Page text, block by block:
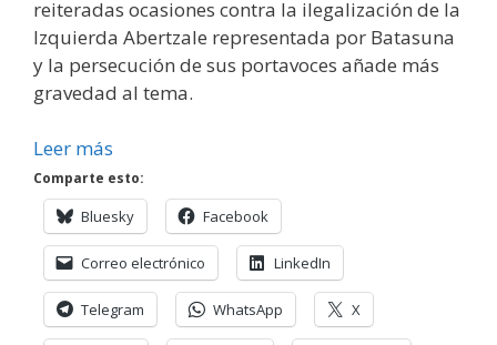
reiteradas ocasiones contra la ilegalización de la
Izquierda Abertzale representada por Batasuna
y la persecución de sus portavoces añade más
gravedad al tema.
Leer más
Comparte esto:
Bluesky Facebook
Correo electrónico LinkedIn
Telegram WhatsApp X